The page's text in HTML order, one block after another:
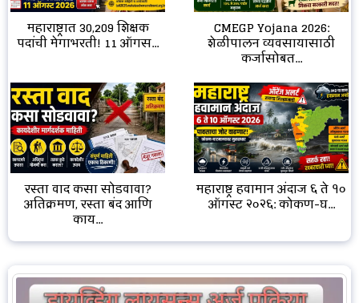
महाराष्ट्रात 30,209 शिक्षक
पदांची मेगाभरती! 11 ऑगस...
CMEGP Yojana 2026:
शेळीपालन व्यवसायासाठी
कर्जासोबत...
रस्ता वाद कसा सोडवावा?
अतिक्रमण, रस्ता बंद आणि
काय...
महाराष्ट्र हवामान अंदाज ६ ते १०
ऑगस्ट २०२६: कोकण-घ...